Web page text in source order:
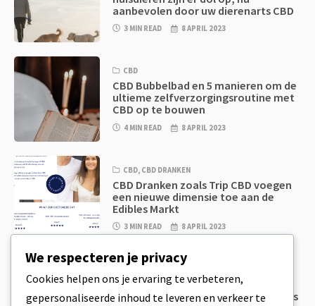
aanbevolen door uw dierenarts CBD
3 MIN READ 8 APRIL 2023
CBD
CBD Bubbelbad en 5 manieren om de
ultieme zelfverzorgingsroutine met
CBD op te bouwen
4 MIN READ 8 APRIL 2023
CBD, CBD DRANKEN
CBD Dranken zoals Trip CBD voegen
een nieuwe dimensie toe aan de
Edibles Markt
3 MIN READ 8 APRIL 2023
CBD Koekjesdeeg & Ongelooflijk
Simpele CBD Edibles Die Je Zelf Thuis
We respecteren je privacy
Cookies helpen ons je ervaring te verbeteren,
gepersonaliseerde inhoud te leveren en verkeer te